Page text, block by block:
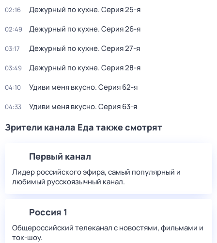
02:16 Дежурный по кухне. Серия 25-я
02:49 Дежурный по кухне. Серия 26-я
03:17 Дежурный по кухне. Серия 27-я
03:49 Дежурный по кухне. Серия 28-я
04:10 Удиви меня вкусно. Серия 62-я
04:33 Удиви меня вкусно. Серия 63-я
Зрители канала Еда также смотрят
Первый канал
Лидер российского эфира, самый популярный и
любимый русскоязычный канал.
Россия 1
Общероссийский телеканал с новостями, фильмами и
ток-шоу.